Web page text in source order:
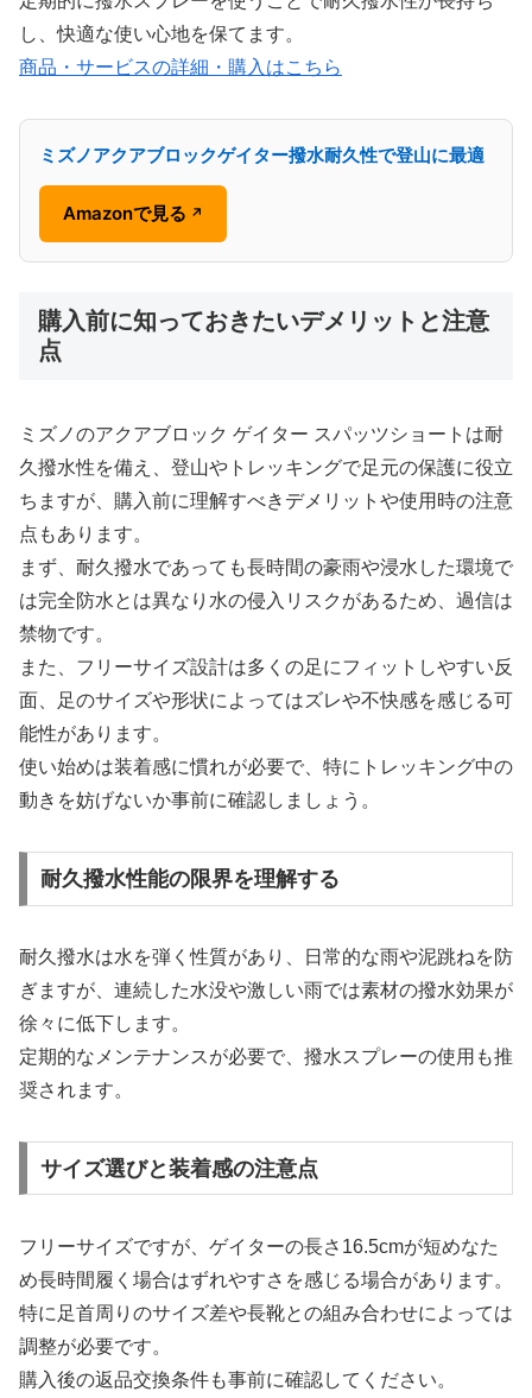
し、快適な使い心地を保てます。
商品・サービスの詳細・購入はこちら
ミズノアクアブロックゲイター撥水耐久性で登山に最適
Amazonで見る ↗
購入前に知っておきたいデメリットと注意
点
ミズノのアクアブロック ゲイター スパッツショートは耐
久撥水性を備え、登山やトレッキングで足元の保護に役立
ちますが、購入前に理解すべきデメリットや使用時の注意
点もあります。
まず、耐久撥水であっても長時間の豪雨や浸水した環境で
は完全防水とは異なり水の侵入リスクがあるため、過信は
禁物です。
また、フリーサイズ設計は多くの足にフィットしやすい反
面、足のサイズや形状によってはズレや不快感を感じる可
能性があります。
使い始めは装着感に慣れが必要で、特にトレッキング中の
動きを妨げないか事前に確認しましょう。
耐久撥水性能の限界を理解する
耐久撥水は水を弾く性質があり、日常的な雨や泥跳ねを防
ぎますが、連続した水没や激しい雨では素材の撥水効果が
徐々に低下します。
定期的なメンテナンスが必要で、撥水スプレーの使用も推
奨されます。
サイズ選びと装着感の注意点
フリーサイズですが、ゲイターの長さ16.5cmが短めなた
め長時間履く場合はずれやすさを感じる場合があります。
特に足首周りのサイズ差や長靴との組み合わせによっては
調整が必要です。
購入後の返品交換条件も事前に確認してください。